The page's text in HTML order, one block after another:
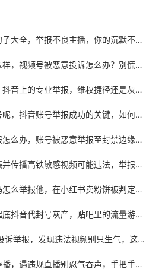
举报不良主播，你的沉默不是金，是对丑恶的纵容
频号被恶意投诉怎么办？别慌，教你如何破局
上的专业举报，维权捷径还是灰色地带？
抖音账号举报成功的关键，如何有效维权
恶意举报至封禁边缘，快手上的原创作者为何反成受害者？
铁敏感视频可能违法，举报与维权指南请查收
小红书卖粉饼被判定违规？别急，先搞清楚这几点再谈举报
号灰产，贴吧里的流量游戏与平台治理的隐秘战场
，发现违法视频别只生气，这份投诉指南请收好
规直播别忍气吞声，手把手教你正确举报不良主播